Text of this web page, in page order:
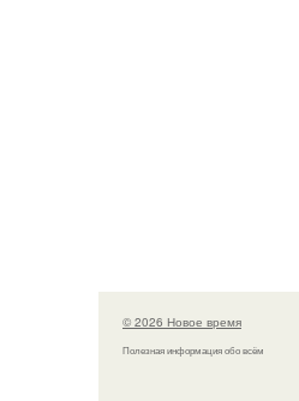
© 2026 Новое время
Полезная информация обо всём